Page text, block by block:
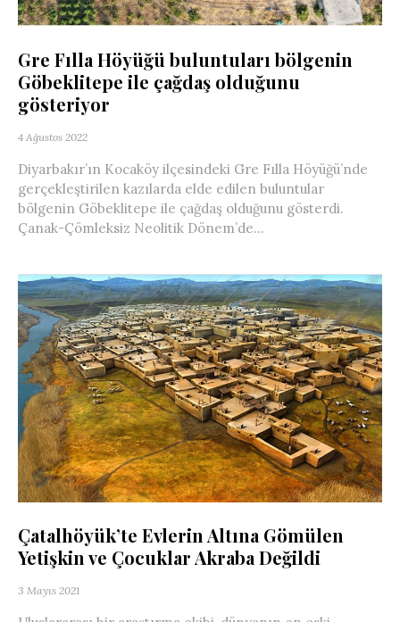
Gre Fılla Höyüğü buluntuları bölgenin
Göbeklitepe ile çağdaş olduğunu
gösteriyor
4 Ağustos 2022
Diyarbakır’ın Kocaköy ilçesindeki Gre Fılla Höyüğü’nde
gerçekleştirilen kazılarda elde edilen buluntular
bölgenin Göbeklitepe ile çağdaş olduğunu gösterdi.
Çanak-Çömleksiz Neolitik Dönem’de...
Çatalhöyük’te Evlerin Altına Gömülen
Yetişkin ve Çocuklar Akraba Değildi
3 Mayıs 2021